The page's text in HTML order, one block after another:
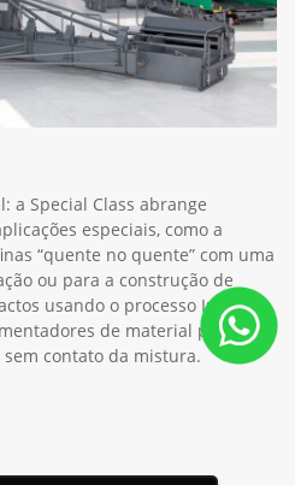
a Special Class abrange
especiais, como a
“quente no quente” com uma
ou para a construção de
usando o processo InLine
de material para a
contato da mistura.